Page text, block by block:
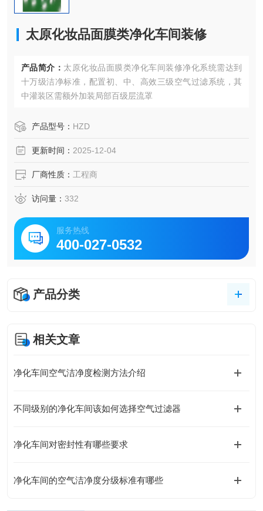
太原化妆品面膜类净化车间装修
产品简介： 太原化妆品面膜类净化车间装修净化系统需达到
十万级洁净标准，配置初、中、高效三级空气过滤系统，其
中灌装区需额外加装局部百级层流罩
产品型号： HZD
更新时间： 2025-12-04
厂商性质： 工程商
访问量： 332
服务热线
400-027-0532
产品分类
相关文章
净化车间空气洁净度检测方法介绍
不同级别的净化车间该如何选择空气过滤器
净化车间对密封性有哪些要求
净化车间的空气洁净度分级标准有哪些